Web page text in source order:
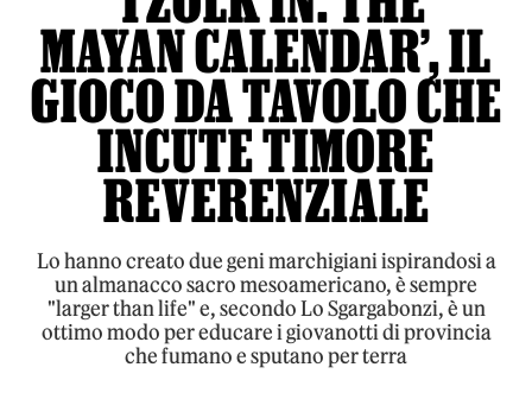
MAYAN CALENDAR’, IL
GIOCO DA TAVOLO CHE
INCUTE TIMORE
REVERENZIALE
Lo hanno creato due geni marchigiani ispirandosi a
un almanacco sacro mesoamericano, è sempre
"larger than life" e, secondo Lo Sgargabonzi, è un
ottimo modo per educare i giovanotti di provincia
che fumano e sputano per terra